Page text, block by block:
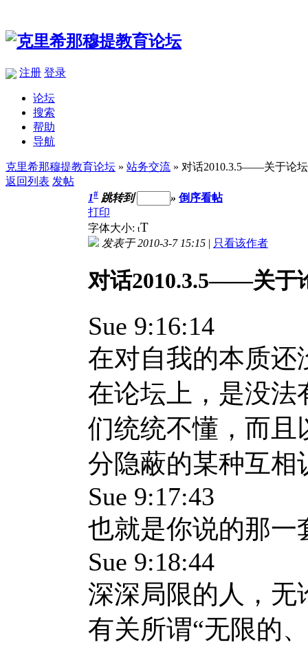
注册 登录
论坛
搜索
帮助
导航
克里希那穆提教育论坛 » 站务交流 » 对话2010.3.5——关于论
返回列表 发帖
1# 跳转到 » 倒序看帖
打印
字体大小: tT
发表于 2010-3-7 15:15 | 只看该作者
对话2010.3.5——关于
Sue 9:16:14
在对自我的本质还
在论坛上，是没法
们统统不懂，而且
分隐蔽的某种互相
Sue 9:17:43
也就是你说的那一
Sue 9:18:44
深深局限的人，无
有关所谓“无限的